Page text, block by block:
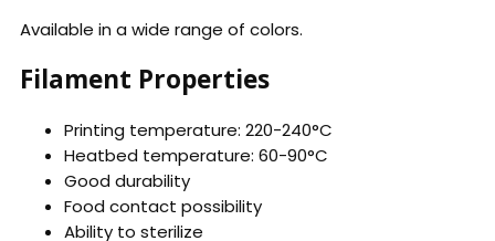
Available in a wide range of colors.
Filament Properties
Printing temperature: 220-240°C
Heatbed temperature: 60-90°C
Good durability
Food contact possibility
Ability to sterilize